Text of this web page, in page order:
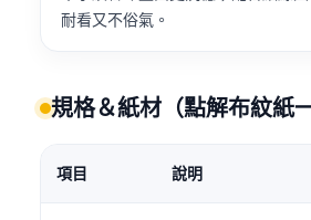
耐看又不俗氣。
規格＆紙材（點解布紋紙
項目 說明